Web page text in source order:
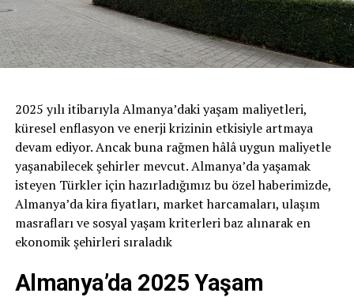
2025 yılı itibarıyla Almanya’daki yaşam maliyetleri,
küresel enflasyon ve enerji krizinin etkisiyle artmaya
devam ediyor. Ancak buna rağmen hâlâ uygun maliyetle
yaşanabilecek şehirler mevcut. Almanya’da yaşamak
isteyen Türkler için hazırladığımız bu özel haberimizde,
Almanya’da kira fiyatları, market harcamaları, ulaşım
masrafları ve sosyal yaşam kriterleri baz alınarak en
ekonomik şehirleri sıraladık
Almanya’da 2025 Yaşam